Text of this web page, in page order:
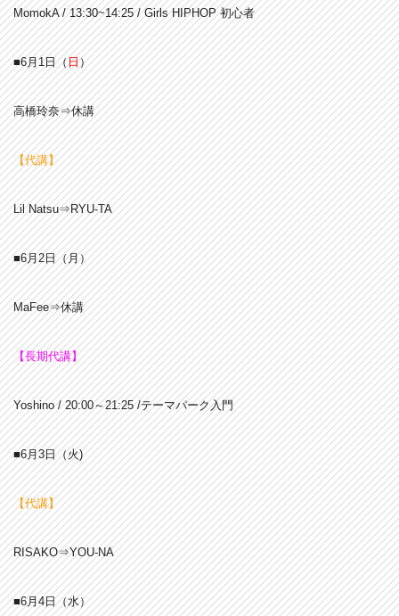
MomokA / 13:30~14:25 / Girls HIPHOP 初心者
■6月1日（日）
高橋玲奈⇒休講
【代講】
Lil Natsu⇒RYU-TA
■6月2日（月）
MaFee⇒休講
【長期代講】
Yoshino / 20:00～21:25 /テーマパーク入門
■6月3日（火)
【代講】
RISAKO⇒YOU-NA
■6月4日（水）